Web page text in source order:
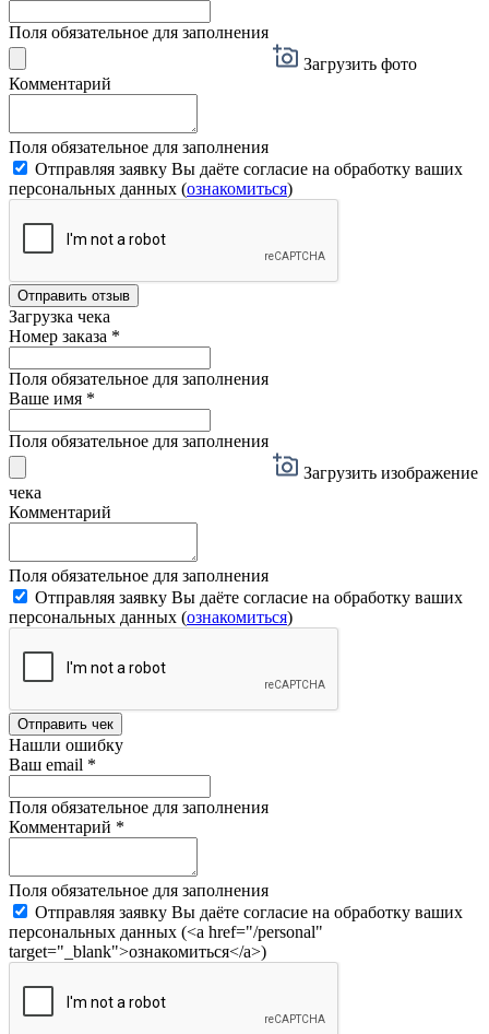
Поля обязательное для заполнения
Загрузить фото
Комментарий
Поля обязательное для заполнения
Отправляя заявку Вы даёте согласие на обработку ваших
персональных данных (ознакомиться)
Отправить отзыв
Загрузка чека
Номер заказа *
Поля обязательное для заполнения
Ваше имя *
Поля обязательное для заполнения
Загрузить изображение
чека
Комментарий
Поля обязательное для заполнения
Отправляя заявку Вы даёте согласие на обработку ваших
персональных данных (ознакомиться)
Отправить чек
Нашли ошибку
Ваш email *
Поля обязательное для заполнения
Комментарий *
Поля обязательное для заполнения
Отправляя заявку Вы даёте согласие на обработку ваших
персональных данных (<a href="/personal"
target="_blank">ознакомиться</a>)